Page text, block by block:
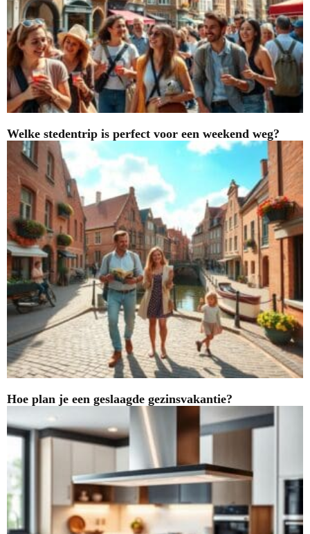
Welke stedentrip is perfect voor een weekend weg?
Hoe plan je een geslaagde gezinsvakantie?